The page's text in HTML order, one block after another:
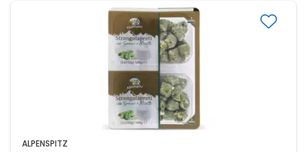
ALPENSPITZ